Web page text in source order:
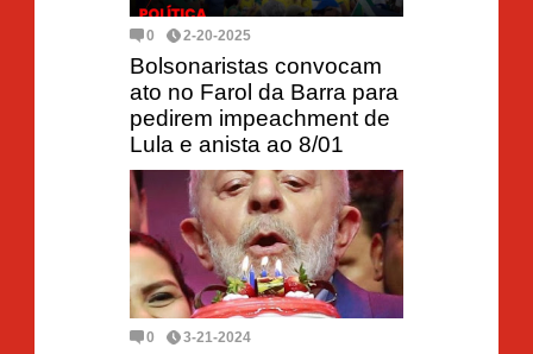
0 2-20-2025
Bolsonaristas convocam
ato no Farol da Barra para
pedirem impeachment de
Lula e anista ao 8/01
0 3-21-2024